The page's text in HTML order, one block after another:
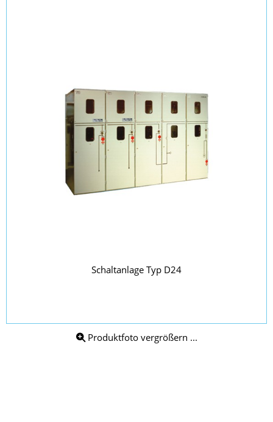
Schaltanlage Typ D24
Produktfoto vergrößern ...